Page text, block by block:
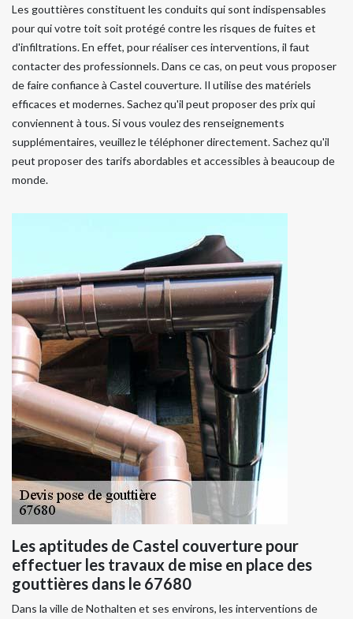
Les gouttières constituent les conduits qui sont indispensables
pour qui votre toit soit protégé contre les risques de fuites et
d'infiltrations. En effet, pour réaliser ces interventions, il faut
contacter des professionnels. Dans ce cas, on peut vous proposer
de faire confiance à Castel couverture. Il utilise des matériels
efficaces et modernes. Sachez qu'il peut proposer des prix qui
conviennent à tous. Si vous voulez des renseignements
supplémentaires, veuillez le téléphoner directement. Sachez qu'il
peut proposer des tarifs abordables et accessibles à beaucoup de
monde.
Les aptitudes de Castel couverture pour
effectuer les travaux de mise en place des
gouttières dans le 67680
Dans la ville de Nothalten et ses environs, les interventions de